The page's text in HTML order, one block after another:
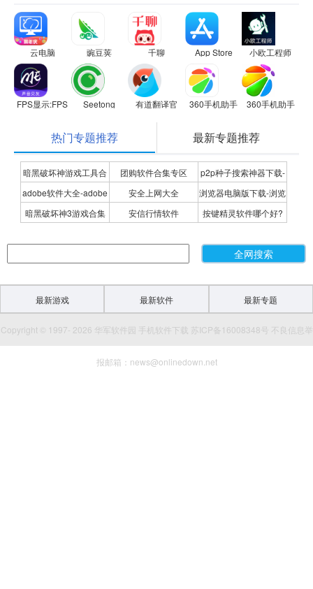
云电脑 豌豆荚 千聊 App Store 小欧工程师
FPS显示:FPS MeterSeetong 有道翻译官 360手机助手 360手机助手
热门专题推荐 最新专题推荐
暗黑破坏神游戏工具合
集
团购软件合集专区
p2p种子搜索神器下载-
P2P种子搜索神器专题
adobe软件大全-adobe
全系列软件下载-adobe
安全上网大全
浏览器电脑版下载-浏览
器下载合集
暗黑破坏神3游戏合集 安信行情软件
按键精灵软件哪个好?
最新游戏 最新软件 最新专题
Copyright © 1997- 2026 华军软件园 手机软件下载 苏ICP备16008348号 不良信息举
报邮箱：news@onlinedown.net